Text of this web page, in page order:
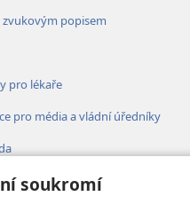
soukromí
zvukovým popisem
pro lékaře
pro média a vládní úředníky